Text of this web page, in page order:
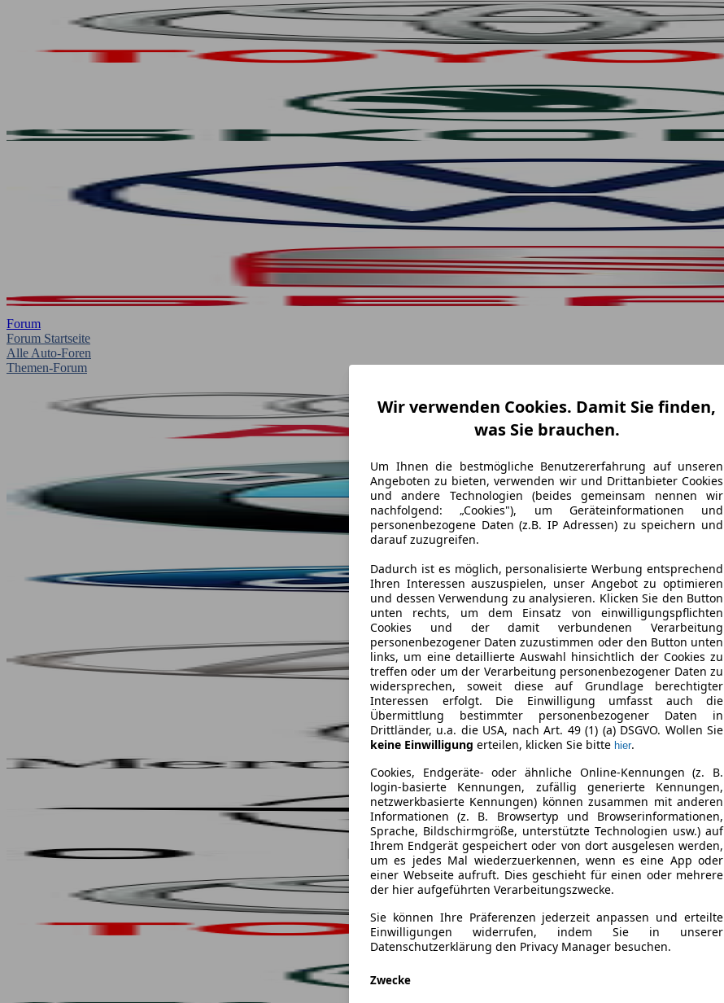
Forum
Forum Startseite
Alle Auto-Foren
Themen-Forum
Wir verwenden Cookies. Damit Sie finden,
was Sie brauchen.
Um Ihnen die bestmögliche Benutzererfahrung auf unseren
Angeboten zu bieten, verwenden wir und Drittanbieter Cookies
und andere Technologien (beides gemeinsam nennen wir
nachfolgend: „Cookies"), um Geräteinformationen und
personenbezogene Daten (z.B. IP Adressen) zu speichern und
darauf zuzugreifen.
Dadurch ist es möglich, personalisierte Werbung entsprechend
Ihren Interessen auszuspielen, unser Angebot zu optimieren
und dessen Verwendung zu analysieren. Klicken Sie den Button
unten rechts, um dem Einsatz von einwilligungspflichten
Cookies und der damit verbundenen Verarbeitung
personenbezogener Daten zuzustimmen oder den Button unten
links, um eine detaillierte Auswahl hinsichtlich der Cookies zu
treffen oder um der Verarbeitung personenbezogener Daten zu
widersprechen, soweit diese auf Grundlage berechtigter
Interessen erfolgt. Die Einwilligung umfasst auch die
Übermittlung bestimmter personenbezogener Daten in
Drittländer, u.a. die USA, nach Art. 49 (1) (a) DSGVO. Wollen Sie
keine Einwilligung erteilen, klicken Sie bitte hier.
Cookies, Endgeräte- oder ähnliche Online-Kennungen (z. B.
login-basierte Kennungen, zufällig generierte Kennungen,
netzwerkbasierte Kennungen) können zusammen mit anderen
Informationen (z. B. Browsertyp und Browserinformationen,
Sprache, Bildschirmgröße, unterstützte Technologien usw.) auf
Ihrem Endgerät gespeichert oder von dort ausgelesen werden,
um es jedes Mal wiederzuerkennen, wenn es eine App oder
einer Webseite aufruft. Dies geschieht für einen oder mehrere
der hier aufgeführten Verarbeitungszwecke.
Sie können Ihre Präferenzen jederzeit anpassen und erteilte
Einwilligungen widerrufen, indem Sie in unserer
Datenschutzerklärung den Privacy Manager besuchen.
Zwecke